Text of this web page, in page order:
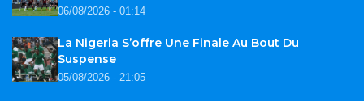
06/08/2026 - 01:14
La Nigeria S’offre Une Finale Au Bout Du
Suspense
05/08/2026 - 21:05